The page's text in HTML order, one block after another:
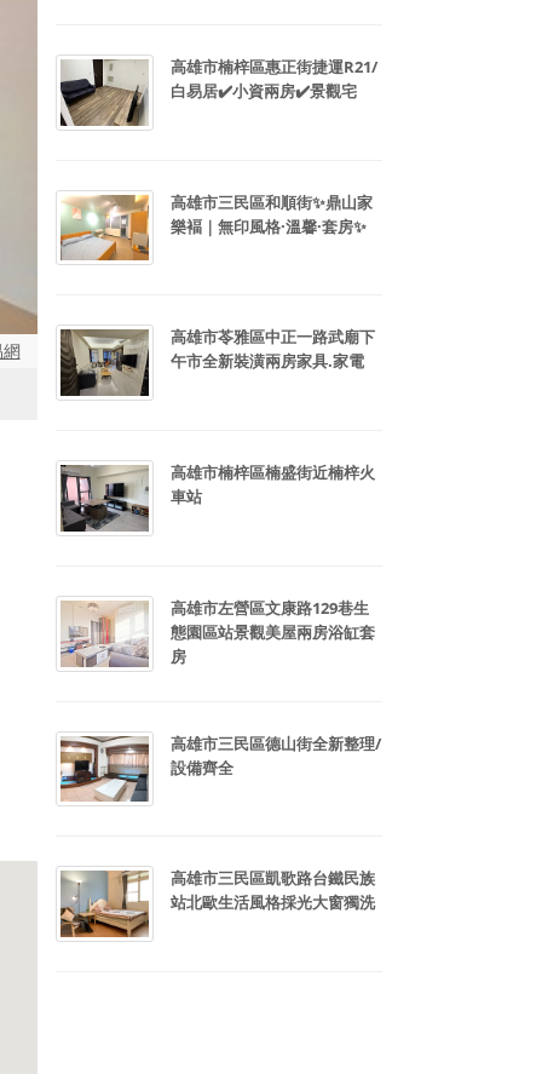
高雄市楠梓區惠正街捷運R21/
白易居✔️小資兩房✔️景觀宅
高雄市三民區和順街✨鼎山家
樂褔｜無印風格·溫馨·套房✨
高雄市苓雅區中正一路武廟下
午市全新裝潢兩房家具.家電
高雄市楠梓區楠盛街近楠梓火
車站
高雄市左營區文康路129巷生
態園區站景觀美屋兩房浴缸套
房
高雄市三民區德山街全新整理/
設備齊全
高雄市三民區凱歌路台鐵民族
站北歐生活風格採光大窗獨洗